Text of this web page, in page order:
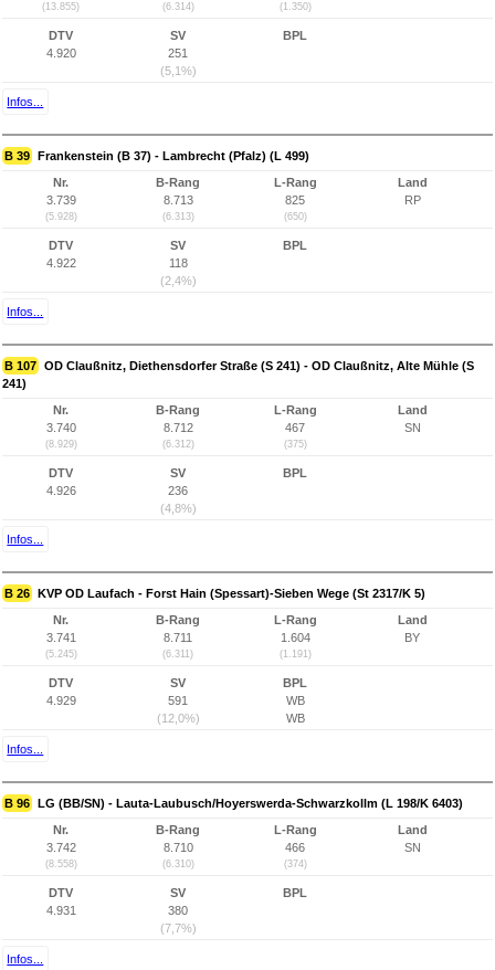
(13.855) (6.314) (1.350)
DTV
4.920
SV
251
(5,1%)
BPL
Infos...
B 39 Frankenstein (B 37) - Lambrecht (Pfalz) (L 499)
Nr.
3.739
(5.928)
B-Rang
8.713
(6.313)
L-Rang
825
(650)
Land
RP
DTV
4.922
SV
118
(2,4%)
BPL
Infos...
B 107 OD Claußnitz, Diethensdorfer Straße (S 241) - OD Claußnitz, Alte Mühle (S
241)
Nr.
3.740
(8.929)
B-Rang
8.712
(6.312)
L-Rang
467
(375)
Land
SN
DTV
4.926
SV
236
(4,8%)
BPL
Infos...
B 26 KVP OD Laufach - Forst Hain (Spessart)-Sieben Wege (St 2317/K 5)
Nr.
3.741
(5.245)
B-Rang
8.711
(6.311)
L-Rang
1.604
(1.191)
Land
BY
DTV
4.929
SV
591
(12,0%)
BPL
WB
WB
Infos...
B 96 LG (BB/SN) - Lauta-Laubusch/Hoyerswerda-Schwarzkollm (L 198/K 6403)
Nr.
3.742
(8.558)
B-Rang
8.710
(6.310)
L-Rang
466
(374)
Land
SN
DTV
4.931
SV
380
(7,7%)
BPL
Infos...